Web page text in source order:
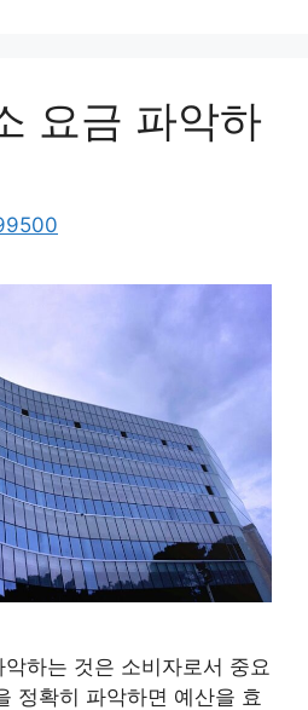
요금 파악하
하는 것은 소비자로서 중요
정확히 파악하면 예산을 효